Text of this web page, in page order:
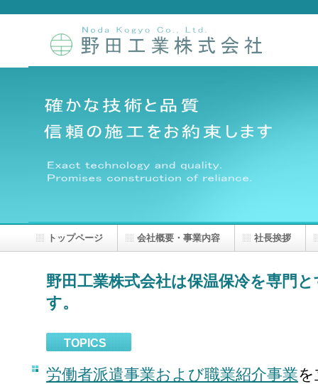
トップページ 会社概要・事業内容 社長挨拶
野田工業株式会社は保温保冷を専門
す。
TOPICS
労働者派遣事業および職業紹介事業